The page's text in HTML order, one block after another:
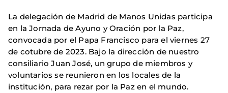
La delegación de Madrid de Manos Unidas participa
en la Jornada de Ayuno y Oración por la Paz,
convocada por el Papa Francisco para el viernes 27
de cotubre de 2023. Bajo la dirección de nuestro
consiliario Juan José, un grupo de miembros y
voluntarios se reunieron en los locales de la
institución, para rezar por la Paz en el mundo.